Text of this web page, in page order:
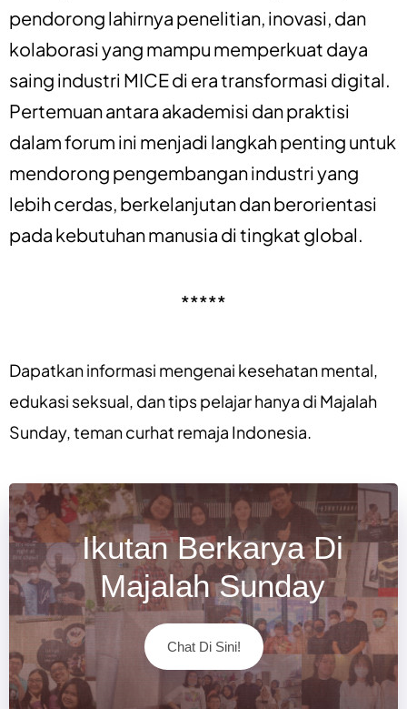
pendorong lahirnya penelitian, inovasi, dan
kolaborasi yang mampu memperkuat daya
saing industri MICE di era transformasi digital.
Pertemuan antara akademisi dan praktisi
dalam forum ini menjadi langkah penting untuk
mendorong pengembangan industri yang
lebih cerdas, berkelanjutan dan berorientasi
pada kebutuhan manusia di tingkat global.
*****
Dapatkan informasi mengenai kesehatan mental,
edukasi seksual, dantips pelajarhanya di Majalah
Sunday, teman curhat remaja Indonesia.
Ikutan Berkarya Di
Majalah Sunday
Chat Di Sini!